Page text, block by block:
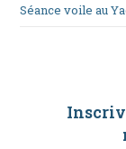
Séance voile au